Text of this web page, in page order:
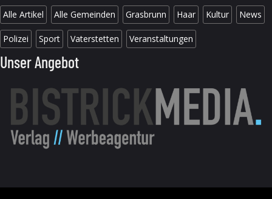
Alle Artikel Alle Gemeinden Grasbrunn Haar Kultur News
Polizei Sport Vaterstetten Veranstaltungen
Unser Angebot